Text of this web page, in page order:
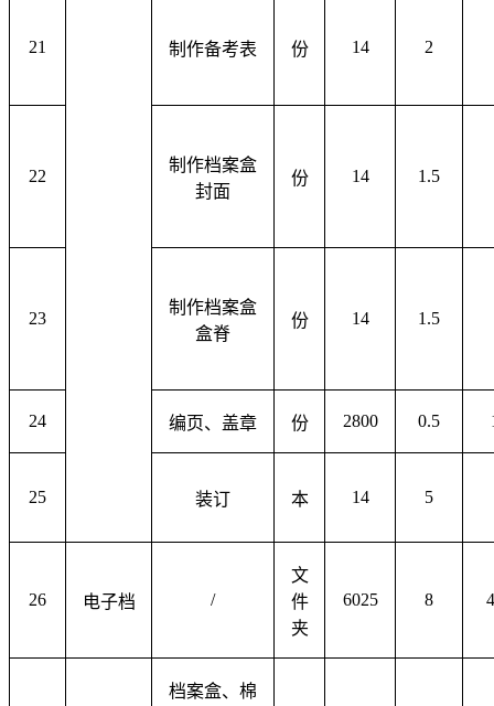
21 制作备考表 份 14 2
22
制作档案盒
封面
份 14 1.5
23
制作档案盒
盒脊
份 14 1.5
24 编页、盖章 份 2800 0.5
25 装订 本 14 5
26 电子档 /
文
件
夹
6025 8
档案盒、棉